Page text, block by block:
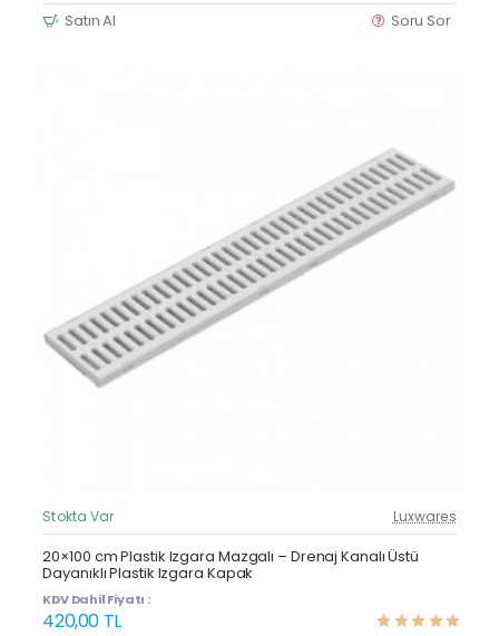
Satın Al Soru Sor
Güncel Fiyat
Yeni Ürün
Stokta Var Luxwares
20×100 cm Plastik Izgara Mazgalı – Drenaj Kanalı Üstü
Dayanıklı Plastik Izgara Kapak
KDV Dahil Fiyatı :
420,00 TL